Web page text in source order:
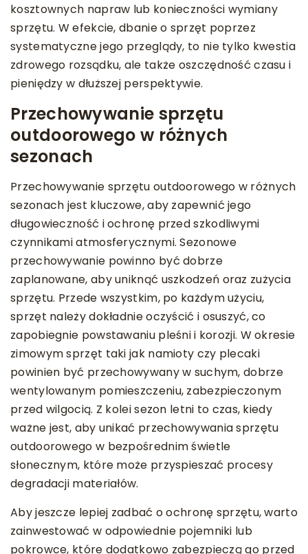
kosztownych napraw lub konieczności wymiany
sprzętu. W efekcie, dbanie o sprzęt poprzez
systematyczne jego przeglądy, to nie tylko kwestia
zdrowego rozsądku, ale także oszczędność czasu i
pieniędzy w dłuższej perspektywie.
Przechowywanie sprzętu
outdoorowego w różnych
sezonach
Przechowywanie sprzętu outdoorowego w różnych
sezonach jest kluczowe, aby zapewnić jego
długowieczność i ochronę przed szkodliwymi
czynnikami atmosferycznymi. Sezonowe
przechowywanie powinno być dobrze
zaplanowane, aby uniknąć uszkodzeń oraz zużycia
sprzętu. Przede wszystkim, po każdym użyciu,
sprzęt należy dokładnie oczyścić i osuszyć, co
zapobiegnie powstawaniu pleśni i korozji. W okresie
zimowym sprzęt taki jak namioty czy plecaki
powinien być przechowywany w suchym, dobrze
wentylowanym pomieszczeniu, zabezpieczonym
przed wilgocią. Z kolei sezon letni to czas, kiedy
ważne jest, aby unikać przechowywania sprzętu
outdoorowego w bezpośrednim świetle
słonecznym, które może przyspieszać procesy
degradacji materiałów.
Aby jeszcze lepiej zadbać o ochronę sprzętu, warto
zainwestować w odpowiednie pojemniki lub
pokrowce, które dodatkowo zabezpieczą go przed